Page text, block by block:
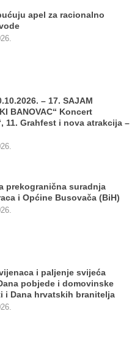
apel za racionalno
– 17. SAJAM
BANOVAC“ Koncert
11. Grahfest i nova atrakcija –
prekogranična suradnja
i Općine Busovača (BiH)
i paljenje svijeća
pobjede i domovinske
i Dana hrvatskih branitelja